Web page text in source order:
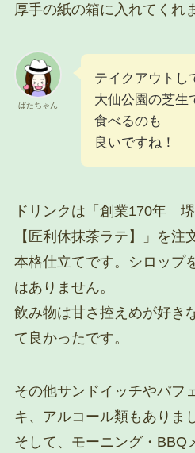
厚手の紙の箱に入れてくれ
ぱたちゃん
テイクアウトし
大仙公園の芝生
食べるのも
良いですね！
ドリンクは「創業170年
【匠利休抹茶ラテ】」を注
本格仕立てです。シロップ
はありません。
飲み物は甘さ控えめが好き
て良かったです。
その他サンドイッチやパフ
キ、アルコール類もありま
そして、モーニング・BBQ